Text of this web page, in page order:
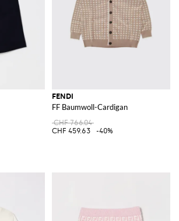
FENDI
FF Baumwoll-Cardigan
CHF 766.04
CHF 459.63
-40%